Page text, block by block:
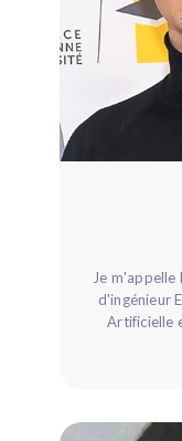
Je m'appelle Maxime et je suis diplômé de l'école
d'ingénieur
Artificielle